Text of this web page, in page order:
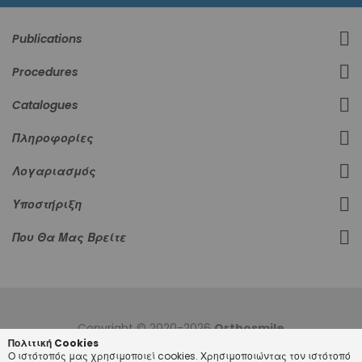
Publications
Procedures
Catalogues
Πληροφορίες
Λογαριασμός
Υποστήριξη
Που Θα Μας Βρείτε
Copyright © 2020-2026Orthosmile
Πολιτική Cookies
Ο ιστότοπός μας χρησιμοποιεί cookies. Χρησιμοποιώντας τον ιστότοπό